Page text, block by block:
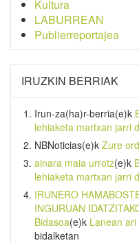
Kultura
LABURREAN
Publierreportajea
IRUZKIN BERRIAK
Irun-za(ha)r-berria(e)k
lehiaketa martxan jarri
NBNoticias(e)k Zure
ainara maia urrotz(e)k
lehiaketa martxan jarri
IRUNERO
INGURUAN
Bidasoa(e)k Lanean
bidalketan